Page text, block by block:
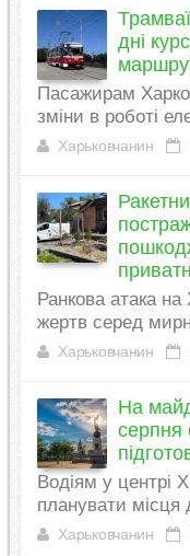
дні
Пасажирам
зміни в роботі
Харьковчанин
Ранкова атака
жертв серед
Харьковчанин
На
серпня
Водіям у центрі
планувати місця
Харьковчанин